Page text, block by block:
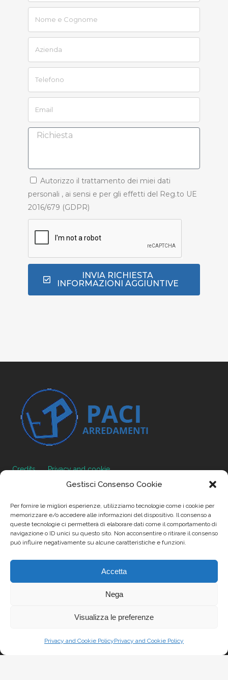
Gestisci Consenso Cookie
Per fornire le migliori esperienze, utilizziamo tecnologie come i cookie per
memorizzare e/o accedere alle informazioni del dispositivo. Il consenso a
queste tecnologie ci permetterà di elaborare dati come il comportamento di
navigazione o ID unici su questo sito. Non acconsentire o ritirare il consenso
può influire negativamente su alcune caratteristiche e funzioni.
Accetta
Nega
Visualizza le preferenze
Privacy and Cookie PolicyPrivacy and Cookie Policy
Autorizzo il trattamento dei miei dati
personali , ai sensi e per gli effetti del Reg.to UE
2016/679 (GDPR)
INVIA RICHIESTA
INFORMAZIONI AGGIUNTIVE
Credits Privacy and cookie
Via Virginio 358/360
Loc. Anselmo 50025 Montespertoli (FI)
E-mail: info@paciarrediscolastici.com
Tel e Fax: +39 0571 675108
PI e CF: 05012160486 Registro delle Imprese di Firenze
(già n. 10614/2000) - R.E.A. n. 509797 Capitale Sociale